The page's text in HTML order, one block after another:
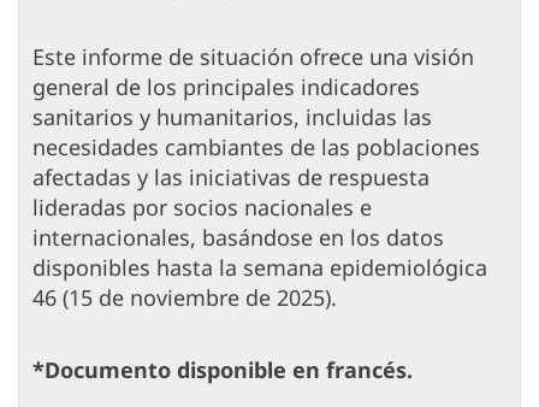
Este informe de situación ofrece una visión
general de los principales indicadores
sanitarios y humanitarios, incluidas las
necesidades cambiantes de las poblaciones
afectadas y las iniciativas de respuesta
lideradas por socios nacionales e
internacionales, basándose en los datos
disponibles hasta la semana epidemiológica
46 (15 de noviembre de 2025).
*Documento disponible en francés.